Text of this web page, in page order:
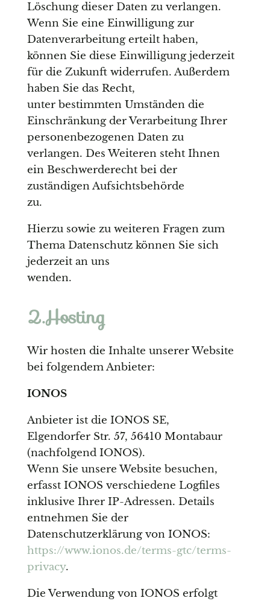
Löschung dieser Daten zu verlangen.
Wenn Sie eine Einwilligung zur
Datenverarbeitung erteilt haben,
können Sie diese Einwilligung jederzeit
für die Zukunft widerrufen. Außerdem
haben Sie das Recht,
unter bestimmten Umständen die
Einschränkung der Verarbeitung Ihrer
personenbezogenen Daten zu
verlangen. Des Weiteren steht Ihnen
ein Beschwerderecht bei der
zuständigen Aufsichtsbehörde
zu.
Hierzu sowie zu weiteren Fragen zum
Thema Datenschutz können Sie sich
jederzeit an uns
wenden.
2.Hosting
Wir hosten die Inhalte unserer Website
bei folgendem Anbieter:
IONOS
Anbieter ist die IONOS SE,
Elgendorfer Str. 57, 56410 Montabaur
(nachfolgend IONOS).
Wenn Sie unsere Website besuchen,
erfasst IONOS verschiedene Logfiles
inklusive Ihrer IP-Adressen. Details
entnehmen Sie der
Datenschutzerklärung von IONOS:
https://www.ionos.de/terms-gtc/terms-
privacy.
Die Verwendung von IONOS erfolgt